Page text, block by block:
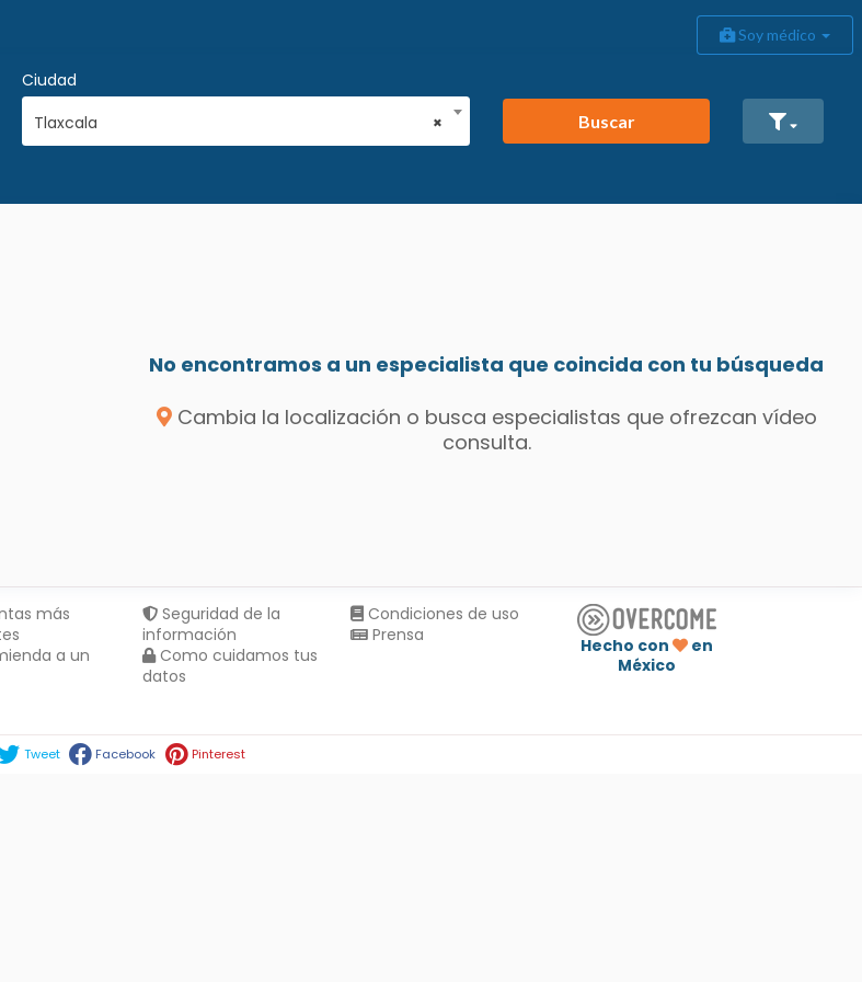
Soy médico
Ciudad
×
Tlaxcala Buscar
No encontramos a un especialista que coincida con tu búsqueda
Cambia la localización o busca especialistas que ofrezcan vídeo
consulta.
más
a un
Seguridad de la
información
Como cuidamos tus
datos
Condiciones de uso
Prensa
Hecho con
en
México
Tweet Facebook Pinterest